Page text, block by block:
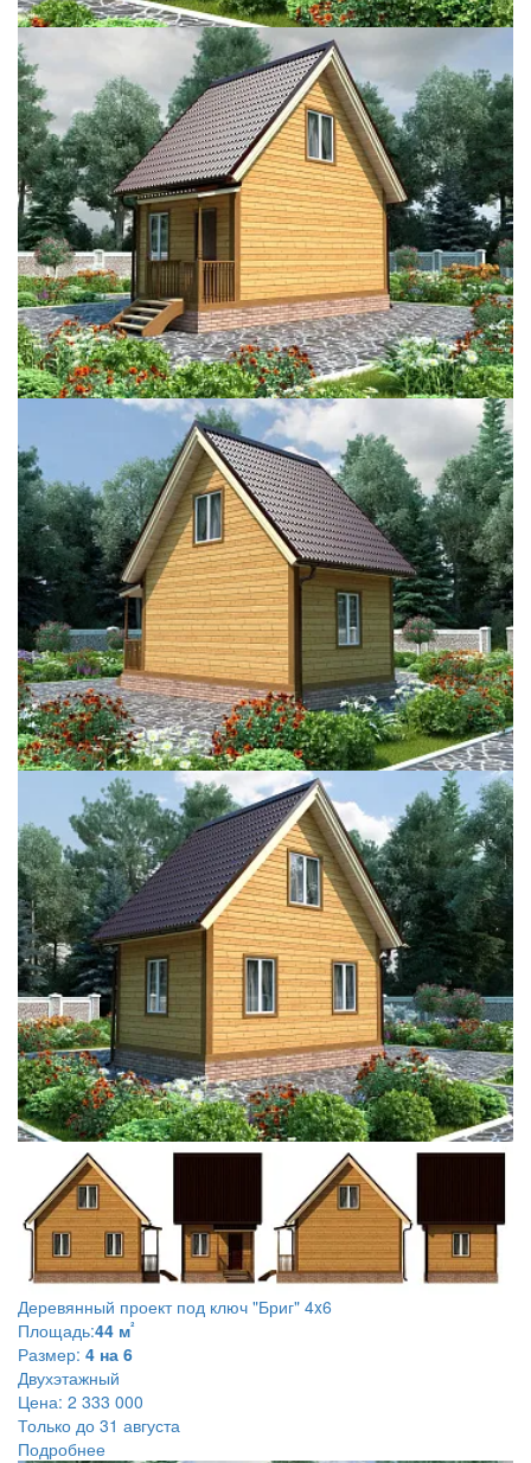
Деревянный проект под ключ "Бриг" 4x6
Площадь:44 м²
Размер: 4 на 6
Двухэтажный
Цена: 2 333 000
Только до 31 августа
Подробнее